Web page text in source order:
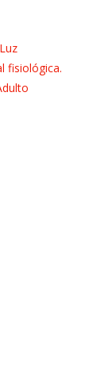
fisiológica.